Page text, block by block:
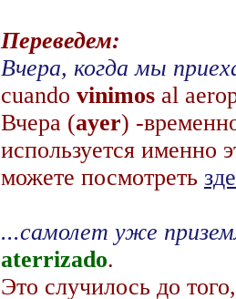
Переведем:
Вчера, когда мы
cuando vinimos al
Вчера (ayer) -
используется именно
можете посмотреть
...cамолет уже
aterrizado.
Это случилось до